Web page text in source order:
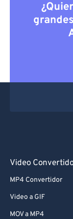
Video
MP4 Convertidor
Video a GIF
MOV a MP4